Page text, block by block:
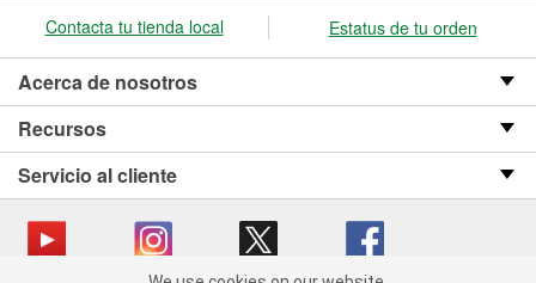
Contacta tu tienda local Estatus de tu orden
Acerca de nosotros
Recursos
Servicio al cliente